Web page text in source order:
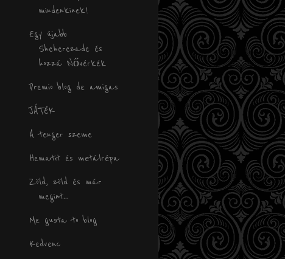
mindenkinek!
Egy újabb
Sheherezade és
hozzá Nővérkék
Premio blog de amigas
JÁTÉK
A tenger szeme
Hematit és metálrépa
Zöld, zöld és már
megint...
Me gusta to blog
Kedvenc